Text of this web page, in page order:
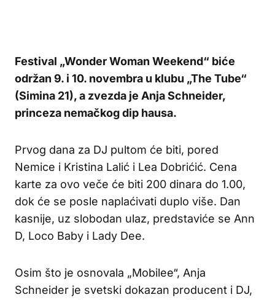
Festival „Wonder Woman Weekend“ biće
održan 9. i 10. novembra u klubu „The Tube“
(Simina 21), a zvezda je Anja Schneider,
princeza nemačkog dip hausa.
Prvog dana za DJ pultom će biti, pored
Nemice i Kristina Lalić i Lea Dobrićić. Cena
karte za ovo veče će biti 200 dinara do 1.00,
dok će se posle naplaćivati duplo više. Dan
kasnije, uz slobodan ulaz, predstaviće se Ann
D, Loco Baby i Lady Dee.
Osim što je osnovala „Mobilee“, Anja
Schneider je svetski dokazan producent i DJ,